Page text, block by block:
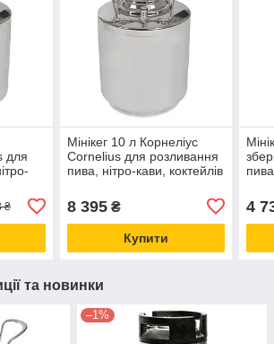
для
₴
Мінікег 10 л Корнеліус
Cornelius для розливання
пива, нітро-кави, коктейлів
пивоваріння
8 395₴
Купити
4
та новинки
–1%